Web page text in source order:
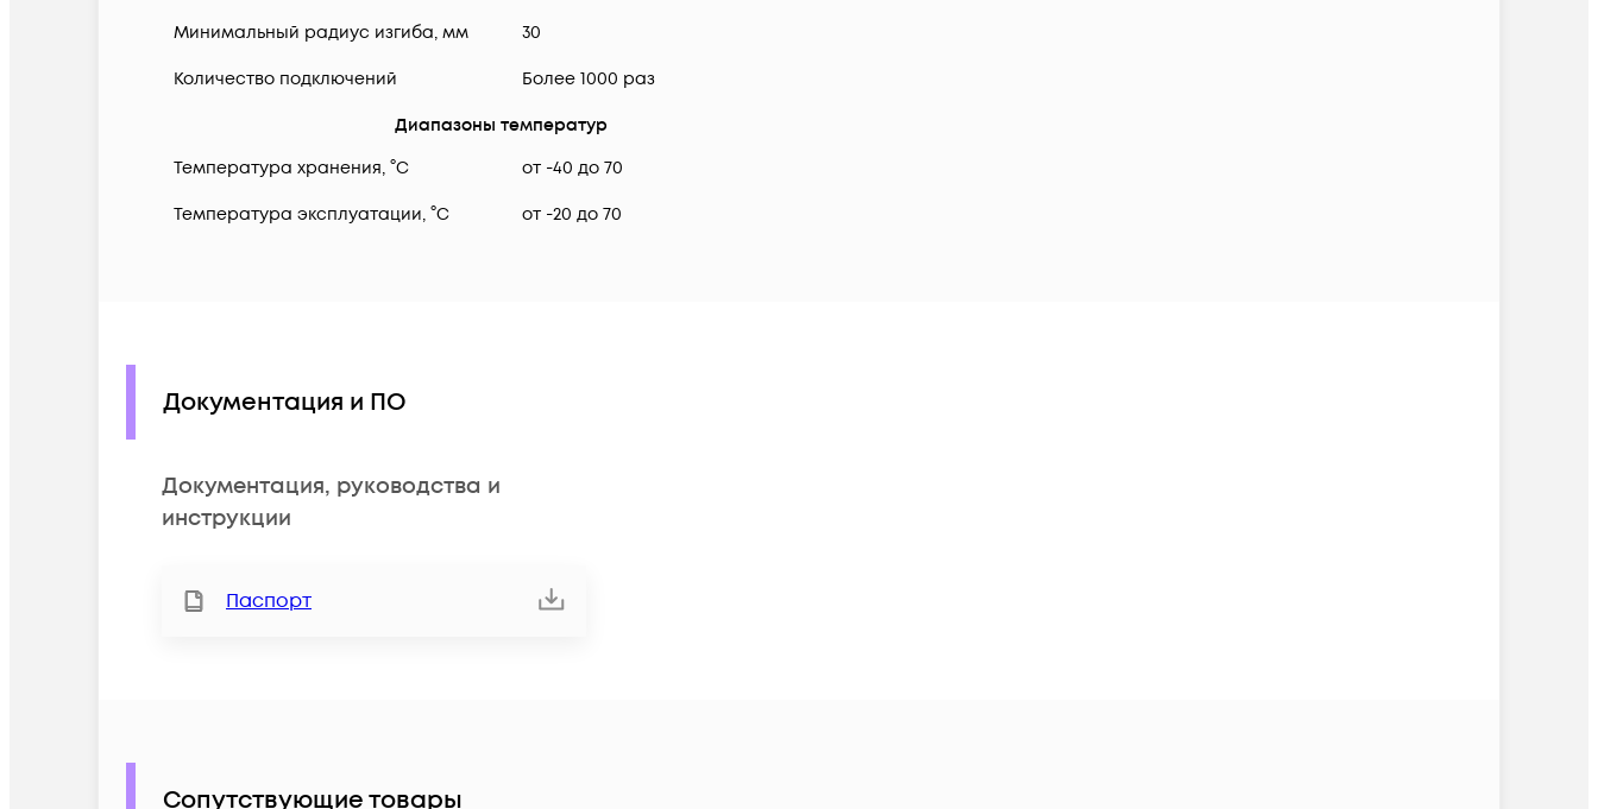
Минимальный радиус изгиба, мм 30
Количество подключений Более 1000 раз
Диапазоны температур
Температура хранения, °C
от -40 до 70
Температура эксплуатации, °C от -20 до 70
Документация и ПО
Документация, руководства и
инструкции
Паспорт
Сопутствующие товары